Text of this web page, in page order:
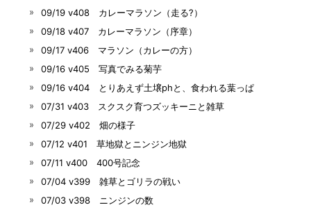
09/19 v408 カレーマラソン（走る?）
09/18 v407 カレーマラソン（序章）
09/17 v406 マラソン（カレーの方）
09/16 v405 写真でみる菊芋
09/16 v404 とりあえず土壌phと、食われる葉っぱ
07/31 v403 スクスク育つズッキーニと雑草
07/29 v402 畑の様子
07/12 v401 草地獄とニンジン地獄
07/11 v400 400号記念
07/04 v399 雑草とゴリラの戦い
07/03 v398 ニンジンの数